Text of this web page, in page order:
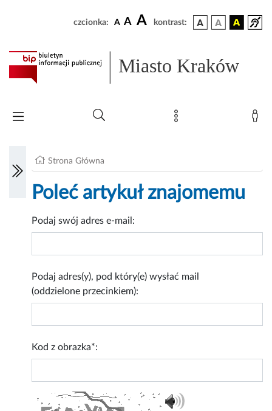
czcionka: A A A kontrast:
Miasto Kraków
Strona Główna
Poleć artykuł znajomemu
Podaj swój adres e-mail:
Podaj adres(y), pod który(e) wysłać mail
(oddzielone przecinkiem):
Kod z obrazka*: